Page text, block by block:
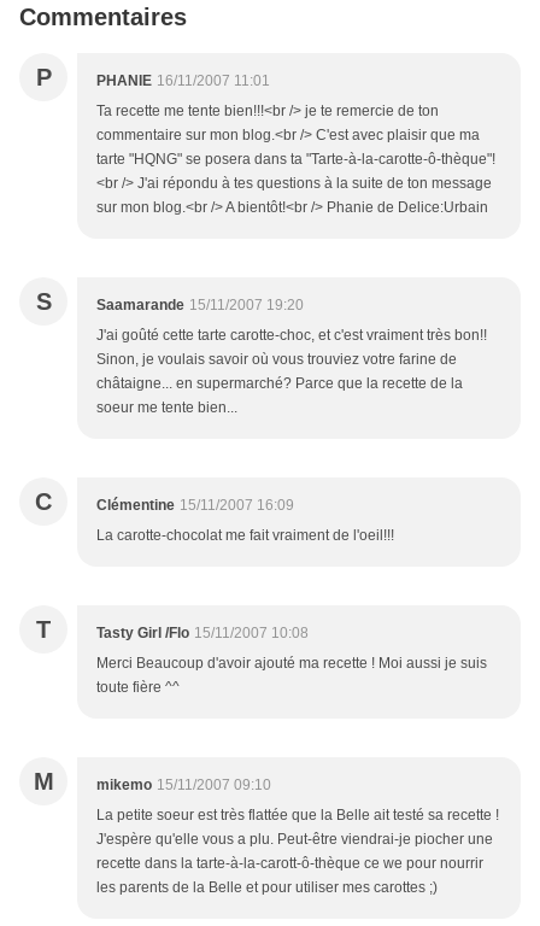
Commentaires
P PHANIE 16/11/2007 11:01
Ta recette me tente bien!!!<br /> je te remercie de ton
commentaire sur mon blog.<br /> C'est avec plaisir que ma
tarte "HQNG" se posera dans ta "Tarte-à-la-carotte-ô-thèque"!
<br /> J'ai répondu à tes questions à la suite de ton message
sur mon blog.<br /> A bientôt!<br /> Phanie de Delice:Urbain
S Saamarande 15/11/2007 19:20
J'ai goûté cette tarte carotte-choc, et c'est vraiment très bon!!
Sinon, je voulais savoir où vous trouviez votre farine de
châtaigne... en supermarché? Parce que la recette de la
soeur me tente bien...
C Clémentine 15/11/2007 16:09
La carotte-chocolat me fait vraiment de l'oeil!!!
T Tasty Girl /Flo 15/11/2007 10:08
Merci Beaucoup d'avoir ajouté ma recette ! Moi aussi je suis
toute fière ^^
M mikemo 15/11/2007 09:10
La petite soeur est très flattée que la Belle ait testé sa recette !
J'espère qu'elle vous a plu. Peut-être viendrai-je piocher une
recette dans la tarte-à-la-carott-ô-thèque ce we pour nourrir
les parents de la Belle et pour utiliser mes carottes ;)